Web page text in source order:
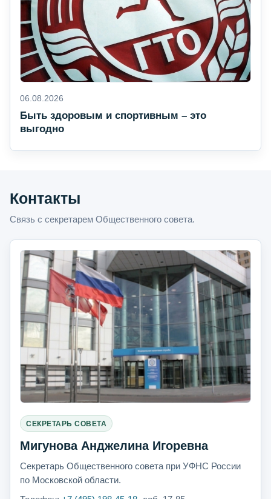
06.08.2026
Быть здоровым и спортивным – это
выгодно
Контакты
Связь с секретарем Общественного совета.
СЕКРЕТАРЬ СОВЕТА
Мигунова Анджелина Игоревна
Секретарь Общественного совета при УФНС России
по Московской области.